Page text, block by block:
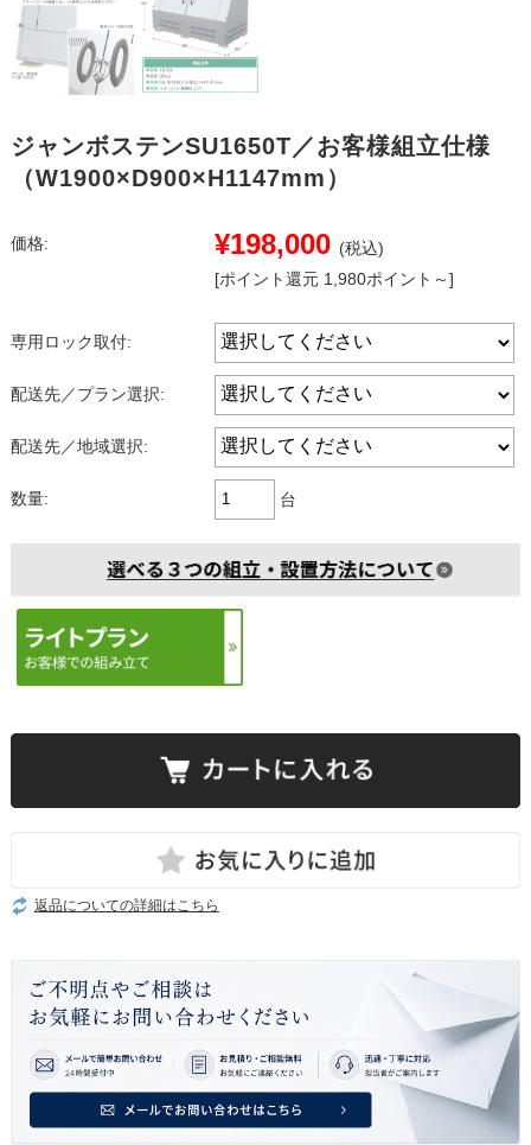
ジャンボステンSU1650T／お客様組立仕様
（W1900×D900×H1147mm）
価格: ¥198,000 (税込)
[ポイント還元 1,980ポイント～]
専用ロック取付:
配送先／プラン選択:
配送先／地域選択:
数量: 台
返品についての詳細はこちら